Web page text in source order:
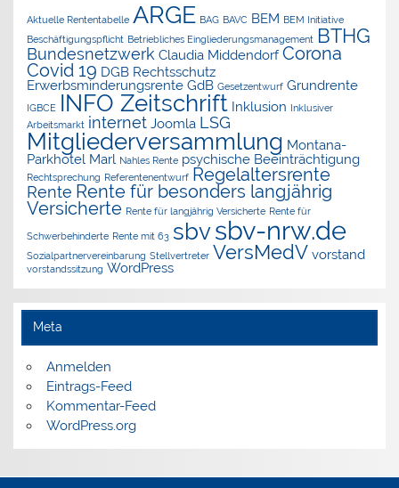
Aktuelle Rententabelle ARGE BAG BAVC BEM BEM Initiative
Beschäftigungspflicht Betriebliches Eingliederungsmanagement BTHG
Bundesnetzwerk Claudia Middendorf Corona
Covid 19 DGB Rechtsschutz
Erwerbsminderungsrente GdB Gesetzentwurf Grundrente
IGBCE INFO Zeitschrift Inklusion Inklusiver
Arbeitsmarkt internet Joomla LSG
Mitgliederversammlung Montana-
Parkhotel Marl Nahles Rente psychische Beeinträchtigung
Rechtsprechung Referentenentwurf Regelaltersrente
Rente Rente für besonders langjährig
Versicherte Rente für langjährig Versicherte Rente für
Schwerbehinderte Rente mit 63 sbvsbv-nrw.de
Sozialpartnervereinbarung Stellvertreter VersMedV vorstand
vorstandssitzung WordPress
Meta
Anmelden
Eintrags-Feed
Kommentar-Feed
WordPress.org